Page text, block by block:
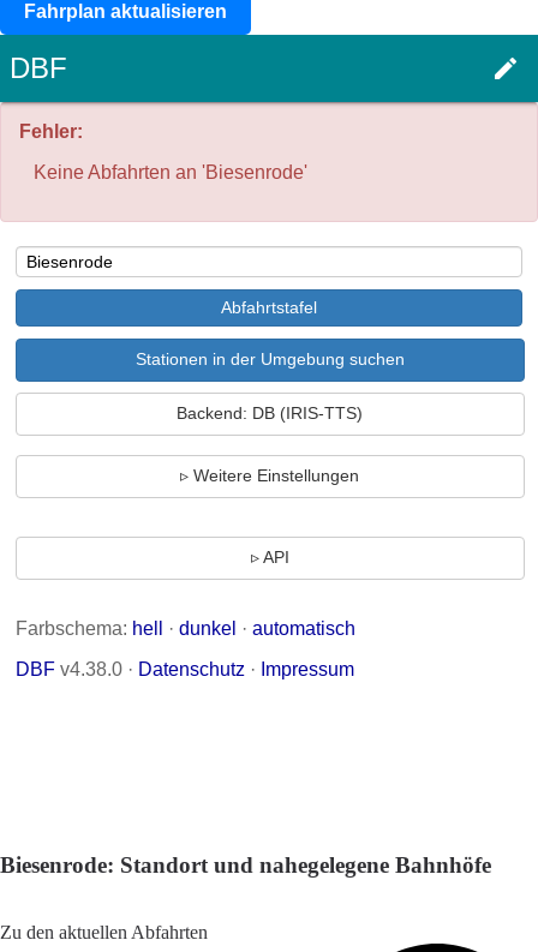
Fahrplan aktualisieren
Biesenrode: Standort und nahegelegene Bahnhöfe
Zu den aktuellen Abfahrten